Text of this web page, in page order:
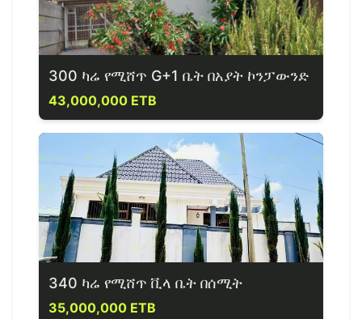
300 ካሬ የሚሸጥ G+1 ቤት በአያት ኮንፓውንድ
43,000,000 ETB
340 ካሬ የሚሸጥ ቪላ ቤት በሰሚት
35,000,000 ETB